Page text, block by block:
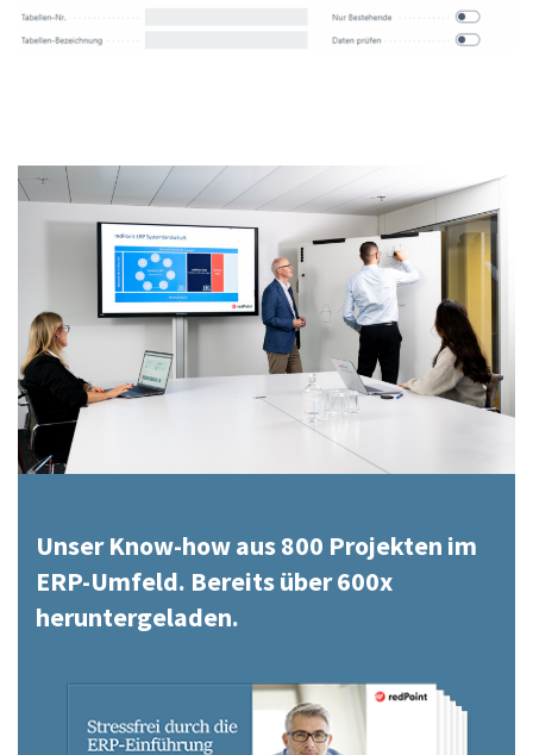
Unser Know-how aus 800 Projekten im
ERP-Umfeld. Bereits über 600x
heruntergeladen.